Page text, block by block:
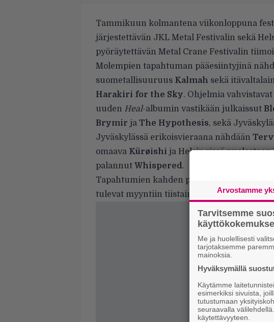
Tammikuun kolmantena viikonloppuna
järjestettävän JKL Metal Festivalin sekä
pyöräytettävän Metal Crane Festivalin
Molempien tapahtuman pääesiintyjinä
suometallisuuruus Kalmah sekä
Harakiri for the Sky. Ohjelmia
uuden Heal-albumin vastikään julkaissut
Brymir ja The Hypothesis, sekä
Jyväskylässä erikoisvieraana nähdään
omaava Kürøishi ja Helsingissä
palannut Whispered.
Tapahtumien kahden päivän liput ovat nyt
tulevat myyntiin tiistaina 31. lokakuuta.
Arvostamme
Tarvitsemme
Me ja huolellisesti
tarjotaksemme
mainoksia.
Hyväksymällä
Käytämme
esimerkiksi sivuista,
tutustumaan
seuraavalla
käytettävyyteen.